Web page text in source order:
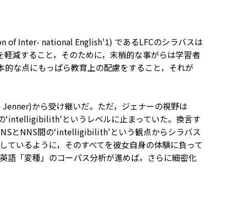
Inter- national English'1) であるLFCのシラバスは
減すること，そのために，末梢的な事がらは学習者
な点にもっぱら教育上の配慮をすること，それが
から受け継いだ。ただ，ジェナーの視野は
‘intelligibilith'というレベルに止まっていた。換言す
とNNS間の‘intelligibilith'という観点からシラバス
いるように，そのすべてを彼女自身の体験に負って
語「変種」のコーパス分析が進めば，さらに細密化